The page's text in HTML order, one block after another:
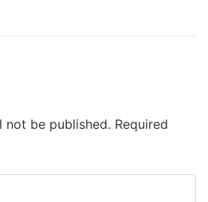
not be published. Required